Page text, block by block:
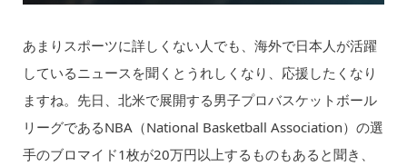
あまりスポーツに詳しくない人でも、海外で日本人が活躍
しているニュースを聞くとうれしくなり、応援したくなり
ますね。先日、北米で展開する男子プロバスケットボール
リーグであるNBA（National Basketball Association）の選
手のブロマイド1枚が20万円以上するものもあると聞き、